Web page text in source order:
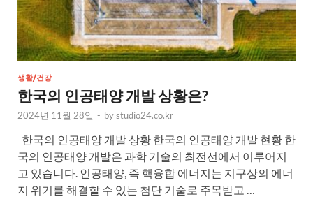
생활/건강
한국의 인공태양 개발 상황은?
2024년 11월 28일 - bystudio24.co.kr
한국의 인공태양 개발 상황 한국의 인공태양 개발 현황 한
국의 인공태양 개발은 과학 기술의 최전선에서 이루어지
고 있습니다. 인공태양, 즉 핵융합 에너지는 지구상의 에너
지 위기를 해결할 수 있는 첨단 기술로 주목받고 …